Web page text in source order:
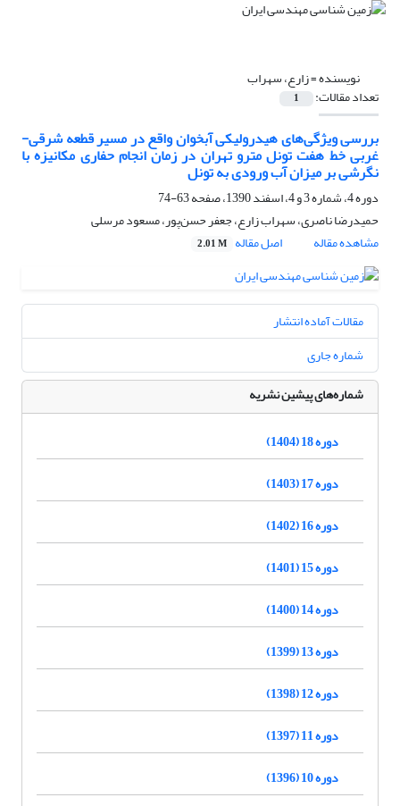
نویسنده =زارع، سهراب
تعداد مقالات: 1
بررسی ویژگی‌های هیدرولیکی آبخوان واقع در مسیر قطعه شرقی-
غربی خط هفت تونل مترو تهران در زمان انجام حفاری مکانیزه با
نگرشی بر میزان آب ورودی به تونل
دوره 4، شماره 3 و 4، اسفند 1390، صفحه
63-74
حمیدرضا ناصری، سهراب زارع، جعفر حسن‌پور، مسعود مرسلی
مشاهده مقاله
اصل مقاله 2.01 M
مقالات آماده انتشار
شماره جاری
شماره‌های پیشین نشریه
دوره 18 (1404)
دوره 17 (1403)
دوره 16 (1402)
دوره 15 (1401)
دوره 14 (1400)
دوره 13 (1399)
دوره 12 (1398)
دوره 11 (1397)
دوره 10 (1396)